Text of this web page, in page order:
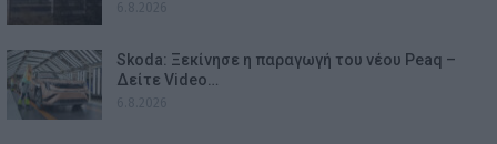
Skoda: Ξεκίνησε η παραγωγή του νέου Peaq –
Δείτε Video…